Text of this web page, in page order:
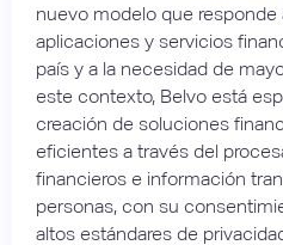
nuevo modelo que
aplicaciones y servicios
país y a la necesidad de
este contexto, Belvo está
creación de soluciones
eficientes a través del
financieros e información
personas, con su
altos estándares de